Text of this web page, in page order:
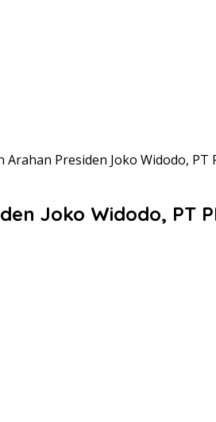
Arahan Presiden Joko Widodo,
Joko Widodo, PT